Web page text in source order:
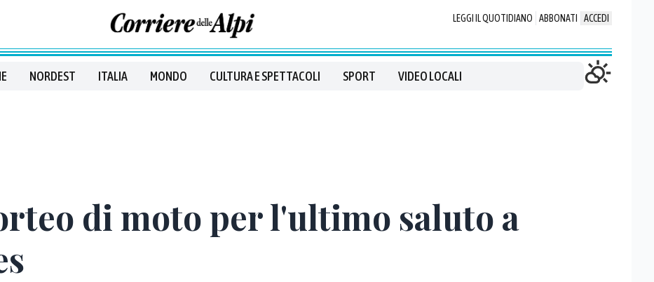
LEGGI IL QUOTIDIANO ABBONATI ACCEDI
NORDEST ITALIA MONDO CULTURA E SPETTACOLI SPORT VIDEO LOCALI
di moto per l'ultimo saluto a